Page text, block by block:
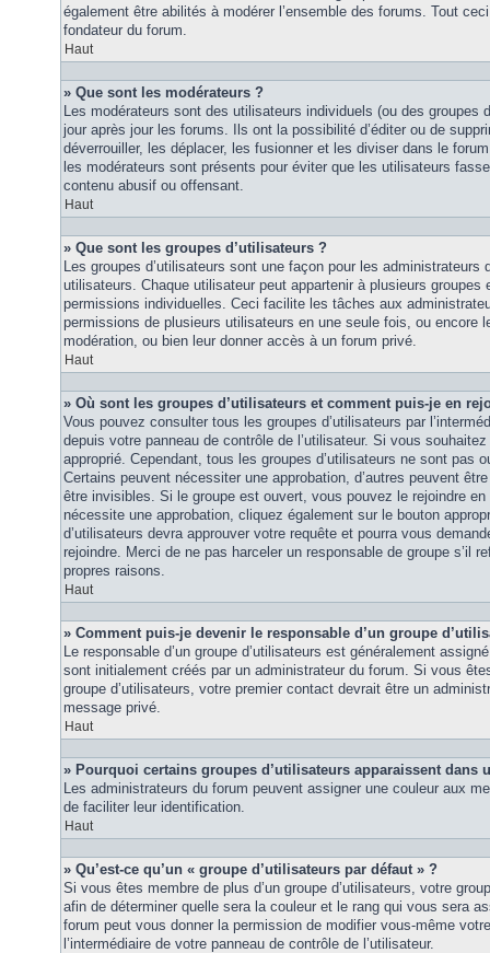
également être abilités à modérer l’ensemble des forums. Tout
fondateur du forum.
Haut
» Que sont les modérateurs ?
Les modérateurs sont des utilisateurs individuels (ou des groupes
jour après jour les forums. Ils ont la possibilité d’éditer ou de
déverrouiller, les déplacer, les fusionner et les diviser dans le
les modérateurs sont présents pour éviter que les utilisateurs
contenu abusif ou offensant.
Haut
» Que sont les groupes d’utilisateurs ?
Les groupes d’utilisateurs sont une façon pour les administrateurs
utilisateurs. Chaque utilisateur peut appartenir à plusieurs groupes
permissions individuelles. Ceci facilite les tâches aux
permissions de plusieurs utilisateurs en une seule fois, ou encore
modération, ou bien leur donner accès à un forum privé.
Haut
» Où sont les groupes d’utilisateurs et comment puis-je en
Vous pouvez consulter tous les groupes d’utilisateurs par
depuis votre panneau de contrôle de l’utilisateur. Si vous
approprié. Cependant, tous les groupes d’utilisateurs ne sont pas
Certains peuvent nécessiter une approbation, d’autres peuvent
être invisibles. Si le groupe est ouvert, vous pouvez le rejoindre en
nécessite une approbation, cliquez également sur le bouton
d’utilisateurs devra approuver votre requête et pourra vous
rejoindre. Merci de ne pas harceler un responsable de groupe s’il
propres raisons.
Haut
» Comment puis-je devenir le responsable d’un groupe
Le responsable d’un groupe d’utilisateurs est généralement
sont initialement créés par un administrateur du forum. Si vous
groupe d’utilisateurs, votre premier contact devrait être un
message privé.
Haut
» Pourquoi certains groupes d’utilisateurs apparaissent dans
Les administrateurs du forum peuvent assigner une couleur aux
de faciliter leur identification.
Haut
» Qu’est-ce qu’un « groupe d’utilisateurs par défaut » ?
Si vous êtes membre de plus d’un groupe d’utilisateurs, votre
afin de déterminer quelle sera la couleur et le rang qui vous sera
forum peut vous donner la permission de modifier vous-même
l’intermédiaire de votre panneau de contrôle de l’utilisateur.